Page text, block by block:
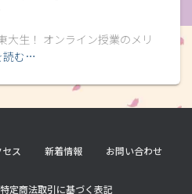
大生！ オンライン授業のメリ
読む…
セス 新着情報 お問い合わせ
特定商法取引に基づく表記